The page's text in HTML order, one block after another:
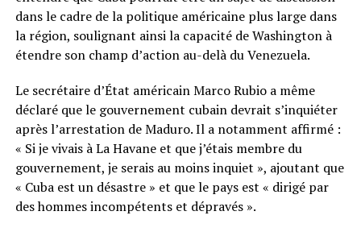
dans le cadre de la politique américaine plus large dans
la région, soulignant ainsi la capacité de Washington à
étendre son champ d’action au-delà du Venezuela.
Le secrétaire d’État américain Marco Rubio a même
déclaré que le gouvernement cubain devrait s’inquiéter
après l’arrestation de Maduro. Il a notamment affirmé :
« Si je vivais à La Havane et que j’étais membre du
gouvernement, je serais au moins inquiet », ajoutant que
« Cuba est un désastre » et que le pays est « dirigé par
des hommes incompétents et dépravés ».